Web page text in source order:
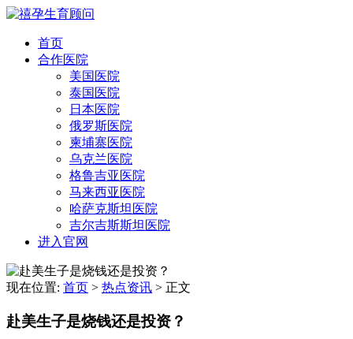
首页
合作医院
美国医院
泰国医院
日本医院
俄罗斯医院
柬埔寨医院
乌克兰医院
格鲁吉亚医院
马来西亚医院
哈萨克斯坦医院
吉尔吉斯斯坦医院
进入官网
现在位置: 首页 > 热点资讯 > 正文
赴美生子是烧钱还是投资？